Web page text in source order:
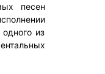
песен
из